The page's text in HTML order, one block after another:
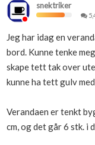
Se din bolig? Klikk
Boligmappa+
Få mer ut av
snektriker
Jeg har idag en
bord. Kunne tenke
skape tett tak over
kunne ha tett gulv
Verandaen er tenkt
cm, og det går 6 stk. i